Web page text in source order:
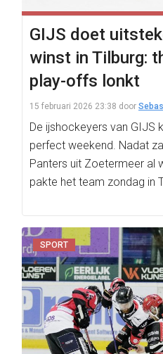
GIJS doet
winst in Tilburg:
play-offs lonkt
15 februari 2026 23:38 door
De ijshockeyers van GIJS
perfect weekend. Nadat
Panters uit Zoetermeer al
pakte het team zondag in
SPORT